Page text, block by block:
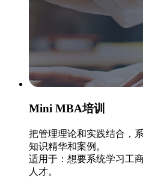
Mini MBA培训
把管理理论和实践结合，
知识精华和案例。
适用于：想要系统学习工
人才。